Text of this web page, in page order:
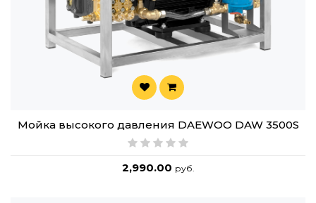
Мойка высокого давления DAEWOO DAW 3500S
2,990.00 руб.